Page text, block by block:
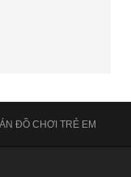
ĐỒ CHƠI TRẺ EM